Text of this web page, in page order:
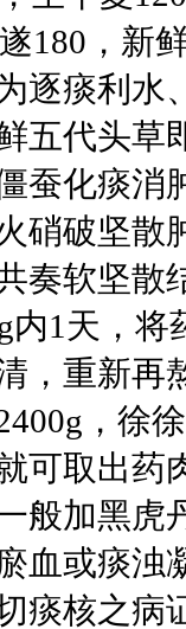
180，新
逐痰利
五代头草
蚕化痰消
硝破坚散
奏软坚散
内1天，
，重新再
，徐
可取出药
般加黑虎
血或痰浊
痰核之病